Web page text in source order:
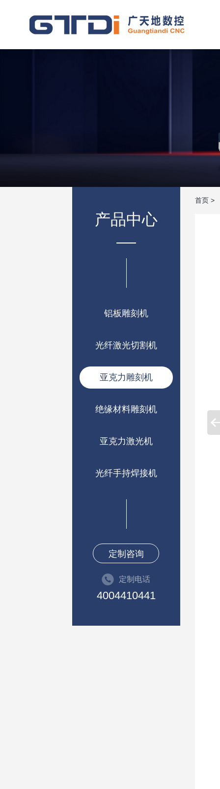
产品中心
铝板雕刻机
光纤激光切割机
亚克力雕刻机
绝缘材料雕刻机
亚克力激光机
光纤手持焊接机
定制咨询
定制电话
4004410441
首页>